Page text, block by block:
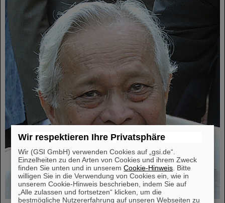
Wir respektieren Ihre Privatsphäre
Wir (GSI GmbH) verwenden Cookies auf „gsi.de“.
Einzelheiten zu den Arten von Cookies und ihrem Zweck
finden Sie unten und in unseremCookie-Hinweis . Bitte
willigen Sie in die Verwendung von Cookies ein, wie in
unserem Cookie-Hinweis beschrieben, indem Sie auf
„Alle zulassen und fortsetzen“ klicken, um die
bestmögliche Nutzererfahrung auf unseren Webseiten zu